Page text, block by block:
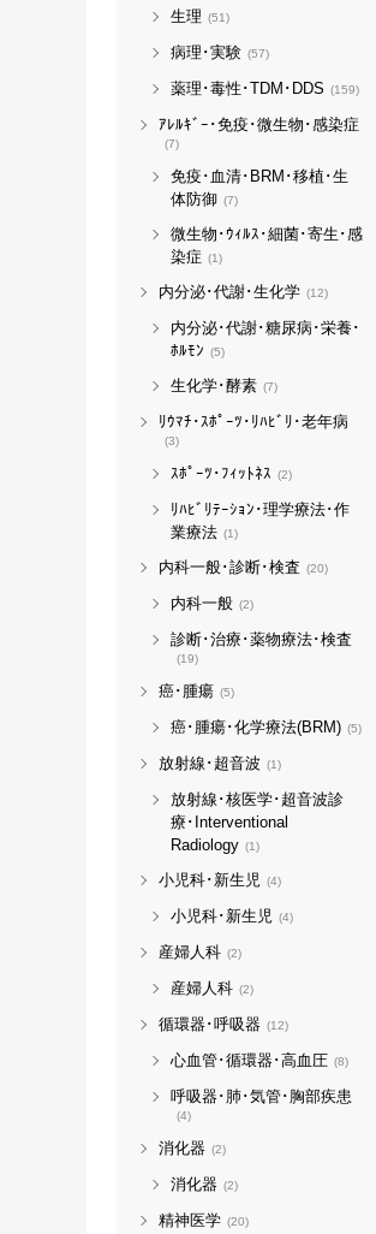
生理 (51)
病理･実験 (57)
薬理･毒性･TDM･DDS (159)
ｱﾚﾙｷﾞｰ･免疫･微生物･感染症
(7)
免疫･血清･BRM･移植･生
体防御 (7)
微生物･ｳｨﾙｽ･細菌･寄生･感
染症 (1)
内分泌･代謝･生化学 (12)
内分泌･代謝･糖尿病･栄養･
ﾎﾙﾓﾝ (5)
生化学･酵素 (7)
ﾘｳﾏﾁ･ｽﾎﾟｰﾂ･ﾘﾊﾋﾞﾘ･老年病
(3)
ｽﾎﾟｰﾂ･ﾌｨｯﾄﾈｽ (2)
ﾘﾊﾋﾞﾘﾃｰｼｮﾝ･理学療法･作
業療法 (1)
内科一般･診断･検査 (20)
内科一般 (2)
診断･治療･薬物療法･検査
(19)
癌･腫瘍 (5)
癌･腫瘍･化学療法(BRM) (5)
放射線･超音波 (1)
放射線･核医学･超音波診
療･Interventional
Radiology (1)
小児科･新生児 (4)
小児科･新生児 (4)
産婦人科 (2)
産婦人科 (2)
循環器･呼吸器 (12)
心血管･循環器･高血圧 (8)
呼吸器･肺･気管･胸部疾患
(4)
消化器 (2)
消化器 (2)
精神医学 (20)